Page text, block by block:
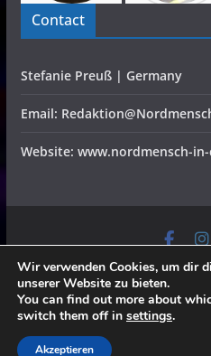
Contact
Stefanie Preuß | Germany
Email:
Website: www.nordmensch-
Galerien
TeamPartner
All rights reserved, all
send requests to
Wir verwenden Cookies, um dir
unserer Website zu bieten.
You can find out more about
switch them off in settings.
Akzeptieren